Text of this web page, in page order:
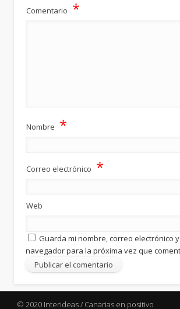
Comentario *
Nombre *
Correo electrónico *
Web
Guarda mi nombre, correo electrónico
navegador para la próxima vez que
© 2020 Interideas / Canarias en positivo